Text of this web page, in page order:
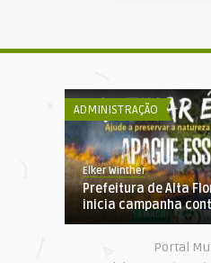
ADMINISTRAÇÃO
Elker Winther
Prefeitura de Alta
inicia campanha
Portal